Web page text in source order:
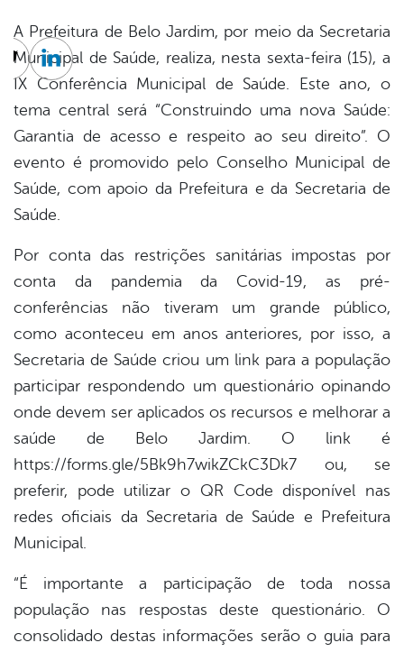
A Prefeitura de Belo Jardim, por meio da Secretaria
Municipal de Saúde, realiza, nesta sexta-feira (15), a
IX Conferência Municipal de Saúde. Este ano, o
tema central será “Construindo uma nova Saúde:
Garantia de acesso e respeito ao seu direito”. O
evento é promovido pelo Conselho Municipal de
Saúde, com apoio da Prefeitura e da Secretaria de
Saúde.
Por conta das restrições sanitárias impostas por
conta da pandemia da Covid-19, as pré-
conferências não tiveram um grande público,
como aconteceu em anos anteriores, por isso, a
Secretaria de Saúde criou um link para a população
participar respondendo um questionário opinando
onde devem ser aplicados os recursos e melhorar a
saúde de Belo Jardim. O link é
https://forms.gle/5Bk9h7wikZCkC3Dk7 ou, se
preferir, pode utilizar o QR Code disponível nas
redes oficiais da Secretaria de Saúde e Prefeitura
Municipal.
“É importante a participação de toda nossa
população nas respostas deste questionário. O
consolidado destas informações serão o guia para
Twitter
Linkedin